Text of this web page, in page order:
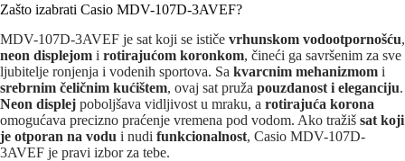
Zašto izabrati Casio MDV-107D-3AVEF?
MDV-107D-3AVEF je sat koji se ističe vrhunskom vodootpornošću,
neon displejom i rotirajućom koronkom, čineći ga savršenim za sve
ljubitelje ronjenja i vodenih sportova. Sa kvarcnim mehanizmom i
srebrnim čeličnim kućištem, ovaj sat pruža pouzdanost i eleganciju.
Neon displej poboljšava vidljivost u mraku, a rotirajuća korona
omogućava precizno praćenje vremena pod vodom. Ako tražiš sat koji
je otporan na vodu i nudi funkcionalnost, Casio MDV-107D-
3AVEF je pravi izbor za tebe.